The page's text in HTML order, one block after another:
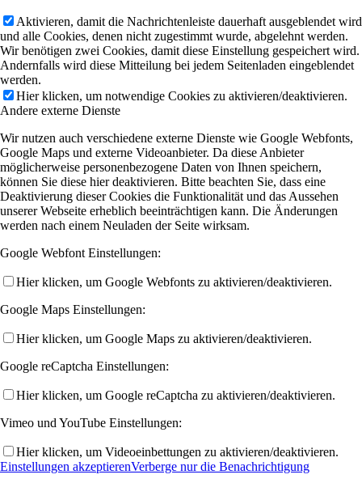
Aktivieren, damit die Nachrichtenleiste dauerhaft ausgeblendet wird
und alle Cookies, denen nicht zugestimmt wurde, abgelehnt werden.
Wir benötigen zwei Cookies, damit diese Einstellung gespeichert wird.
Andernfalls wird diese Mitteilung bei jedem Seitenladen eingeblendet
werden.
Hier klicken, um notwendige Cookies zu aktivieren/deaktivieren.
Andere externe Dienste
Wir nutzen auch verschiedene externe Dienste wie Google Webfonts,
Google Maps und externe Videoanbieter. Da diese Anbieter
möglicherweise personenbezogene Daten von Ihnen speichern,
können Sie diese hier deaktivieren. Bitte beachten Sie, dass eine
Deaktivierung dieser Cookies die Funktionalität und das Aussehen
unserer Webseite erheblich beeinträchtigen kann. Die Änderungen
werden nach einem Neuladen der Seite wirksam.
Google Webfont Einstellungen:
Hier klicken, um Google Webfonts zu aktivieren/deaktivieren.
Google Maps Einstellungen:
Hier klicken, um Google Maps zu aktivieren/deaktivieren.
Google reCaptcha Einstellungen:
Hier klicken, um Google reCaptcha zu aktivieren/deaktivieren.
Vimeo und YouTube Einstellungen:
Hier klicken, um Videoeinbettungen zu aktivieren/deaktivieren.
Einstellungen akzeptierenVerberge nur die Benachrichtigung